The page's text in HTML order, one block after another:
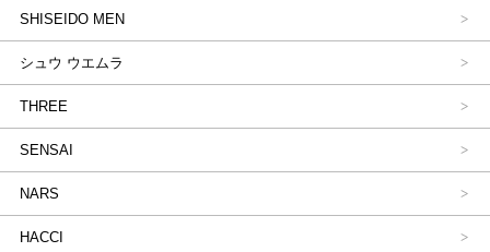
SHISEIDO MEN
シュウ ウエムラ
THREE
SENSAI
NARS
HACCI